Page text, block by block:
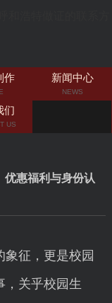
作 新闻中心
NEWS
们
US
优惠福利与身份认
征，更是校园
，关乎校园生